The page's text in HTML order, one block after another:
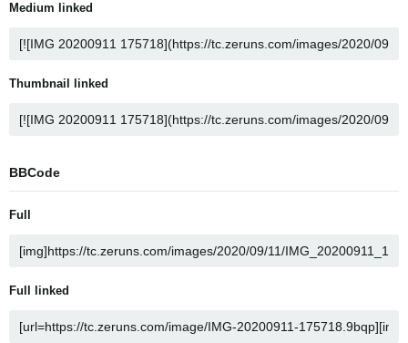
Medium linked
Thumbnail linked
BBCode
Full
Full linked